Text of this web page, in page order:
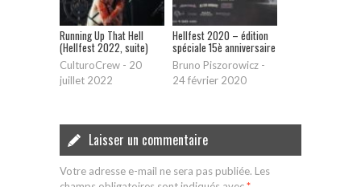
Running Up That Hell
(Hellfest 2022, suite)
CulturoCrew - 20
juillet 2022
Hellfest 2020 – édition
spéciale 15è anniversaire
Bruno Piszorowicz -
24 février 2020
Laisser un commentaire
Votre adresse e-mail ne sera pas publiée. Les